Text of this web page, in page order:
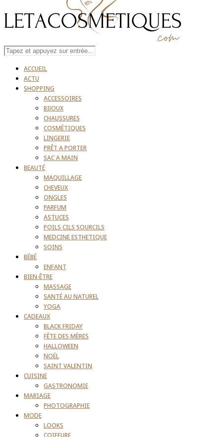
ACCUEIL
ACTU
SHOPPING
ACCESSOIRES
BIJOUX
CHAUSSURES
COSMÉTIQUES
LINGERIE
PRÊT A PORTER
SAC A MAIN
BEAUTÉ
MAQUILLAGE
CHEVEUX
ONGLES
PARFUM
ASTUCES
POILS CILS SOURCILS
MEDCINE ESTHETIQUE
SOINS
BÉBÉ
ENFANT
BIEN-ÊTRE
MASSAGE
SANTÉ AU NATUREL
YOGA
CADEAUX
BLACK FRIDAY
FÊTE DES MÈRES
HALLOWEEN
NOËL
SAINT VALENTIN
CUISINE
GASTRONOMIE
MARIAGE
PHOTOGRAPHIE
MODE
LOOKS